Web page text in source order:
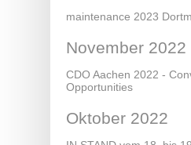
maintenance 2023
November 2022
CDO Aachen 2022 -
Opportunities
Oktober 2022